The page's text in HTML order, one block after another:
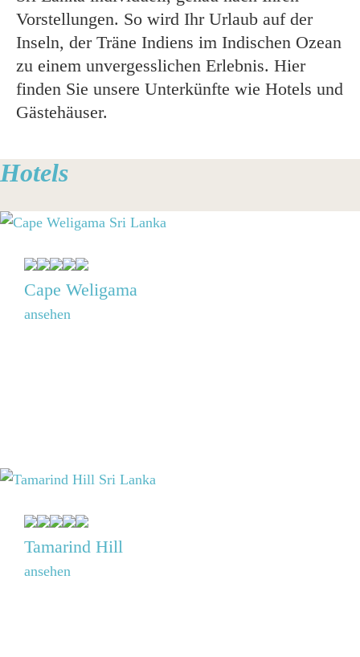
Vorstellungen. So wird Ihr Urlaub auf der
Inseln, der Träne Indiens im Indischen Ozean
zu einem unvergesslichen Erlebnis. Hier
finden Sie unsere Unterkünfte wie Hotels und
Gästehäuser.
Hotels
Cape Weligama
ansehen
Tamarind Hill
ansehen